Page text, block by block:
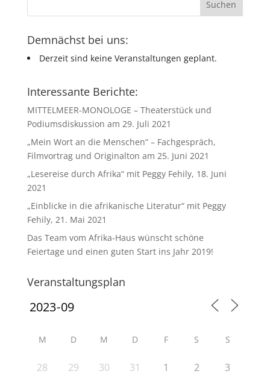
Demnächst bei uns:
Derzeit sind keine Veranstaltungen geplant.
Interessante Berichte:
MITTELMEER-MONOLOGE – Theaterstück und
Podiumsdiskussion am 29. Juli 2021
„Mein Wort an die Menschen“ – Fachgespräch,
Filmvortrag und Originalton am 25. Juni 2021
„Lesereise durch Afrika“ mit Peggy Fehily, 18. Juni
2021
„Einblicke in die afrikanische Literatur“ mit Peggy
Fehily, 21. Mai 2021
Das Team vom Afrika-Haus wünscht schöne
Feiertage und einen guten Start ins Jahr 2019!
Veranstaltungsplan
M D M D F S S
28 29 30 31 1 2 3